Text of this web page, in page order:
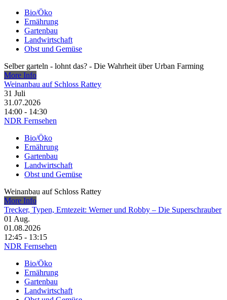
Bio/Öko
Ernährung
Gartenbau
Landwirtschaft
Obst und Gemüse
Selber garteln - lohnt das? - Die Wahrheit über Urban Farming
More Info
Weinanbau auf Schloss Rattey
31 Juli
31.07.2026
14:00 - 14:30
NDR Fernsehen
Bio/Öko
Ernährung
Gartenbau
Landwirtschaft
Obst und Gemüse
Weinanbau auf Schloss Rattey
More Info
Trecker, Typen, Erntezeit: Werner und Robby – Die Superschrauber
01 Aug.
01.08.2026
12:45 - 13:15
NDR Fernsehen
Bio/Öko
Ernährung
Gartenbau
Landwirtschaft